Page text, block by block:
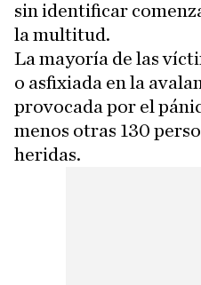
sin identificar
la multitud.
La mayoría de las
o asfixiada en la
provocada por el
menos otras 130
heridas.